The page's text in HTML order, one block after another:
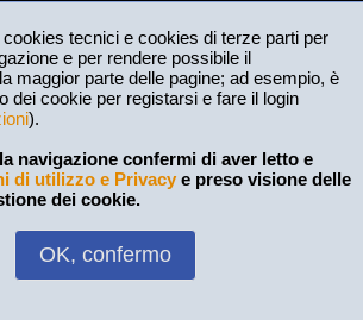
tecnici e cookies di terze parti per
e per rendere possibile il
maggior parte delle pagine; ad esempio, è
dei cookie per registarsi e fare il login
).
navigazione confermi di aver letto e
di utilizzo e Privacy e preso visione delle
dei cookie.
OK, confermo